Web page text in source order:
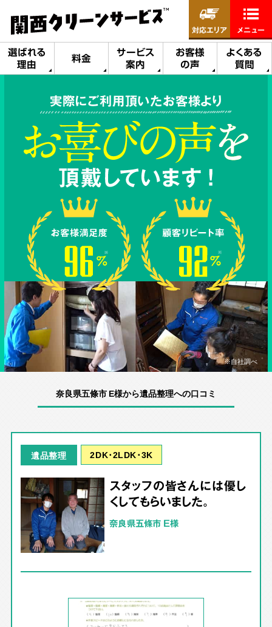
選ばれる
理由
料金
サービス
案内
お客様
の声
よくある
質問
対応エリア メニュー
実際にご利用頂いたお客様より
※自社調べ
奈良県五條市 E様から遺品整理への口コミ
遺品整理 2DK･2LDK･3K
スタッフの皆さんには優し
くしてもらいました。
奈良県五條市 E様